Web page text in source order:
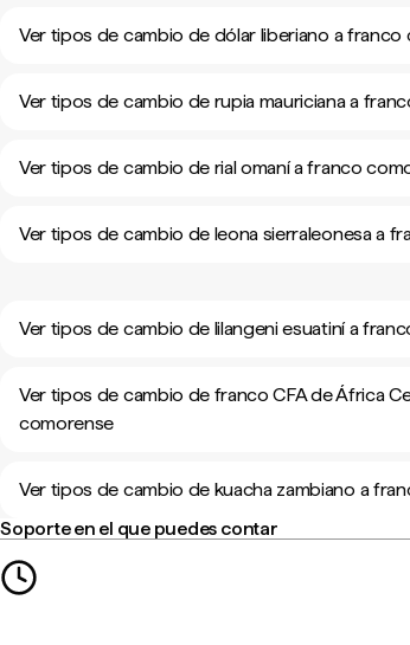
Ver tipos de cambio de dólar liberiano a franco
Ver tipos de cambio de rupia mauriciana a
Ver tipos de cambio de rial omaní a franco
Ver tipos de cambio de leona sierraleonesa a
Ver tipos de cambio de lilangeni esuatiní a
Ver tipos de cambio de franco CFA de África
comorense
Ver tipos de cambio de kuacha zambiano a
Soporte en el que puedes contar